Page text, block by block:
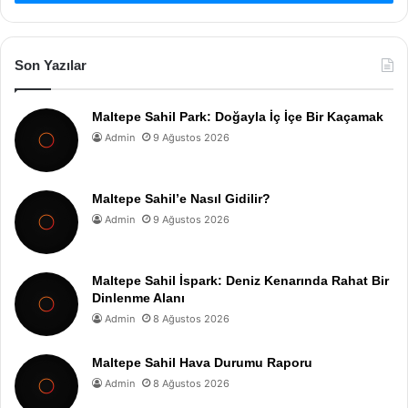
Son Yazılar
Maltepe Sahil Park: Doğayla İç İçe Bir Kaçamak
Admin 9 Ağustos 2026
Maltepe Sahil’e Nasıl Gidilir?
Admin 9 Ağustos 2026
Maltepe Sahil İspark: Deniz Kenarında Rahat Bir
Dinlenme Alanı
Admin 8 Ağustos 2026
Maltepe Sahil Hava Durumu Raporu
Admin 8 Ağustos 2026